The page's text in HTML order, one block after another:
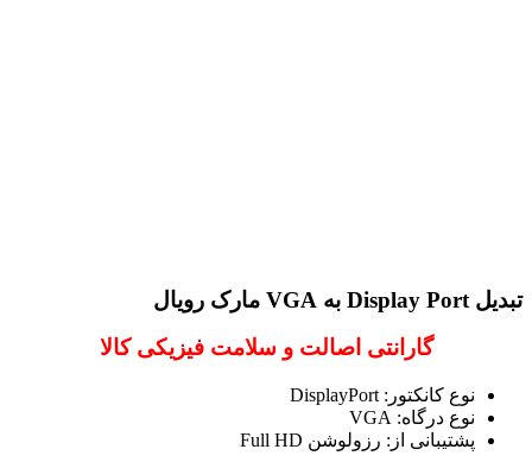
تبدیل Display Port به VGA مارک رویال
گارانتی اصالت و سلامت فیزیکی کالا
نوع کانکتور: DisplayPort
نوع درگاه: VGA
پشتیبانی از: رزولوشن Full HD